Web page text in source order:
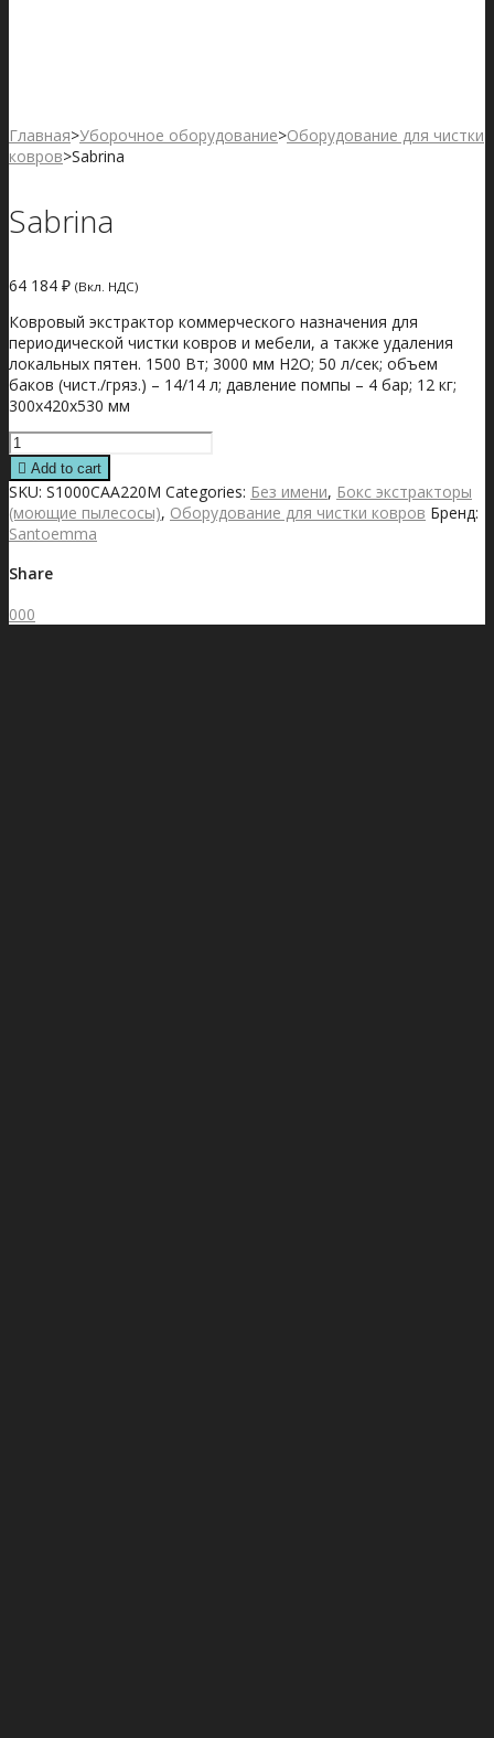
Главная>Уборочное оборудование>Оборудование для чистки
ковров>Sabrina
Sabrina
64 184 ₽ (Вкл. НДС)
Ковровый экстрактор коммерческого назначения для
периодической чистки ковров и мебели, а также удаления
локальных пятен. 1500 Вт; 3000 мм Н2О; 50 л/сек; объем
баков (чист./гряз.) – 14/14 л; давление помпы – 4 бар; 12 кг;
300х420х530 мм
Sabrina
quantity
Add to cart
SKU: S1000CAA220M Categories: Без имени, Бокс экстракторы
(моющие пылесосы), Оборудование для чистки ковров Бренд:
Santoemma
Share
000